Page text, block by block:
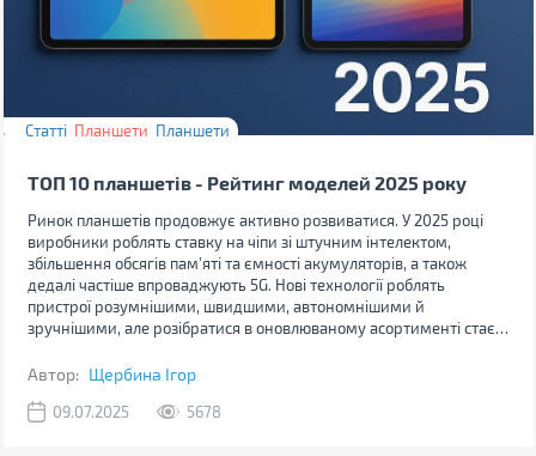
Статті Планшети Планшети
ТОП 10 планшетів - Рейтинг моделей 2025 року
Ринок планшетів продовжує активно розвиватися. У 2025 році
виробники роблять ставку на чіпи зі штучним інтелектом,
збільшення обсягів памʼяті та ємності акумуляторів, а також
дедалі частіше впроваджують 5G. Нові технології роблять
пристрої розумнішими, швидшими, автономнішими й
зручнішими, але розібратися в оновлюваному асортименті стає
Автор: Щербина Ігор
09.07.2025 5678